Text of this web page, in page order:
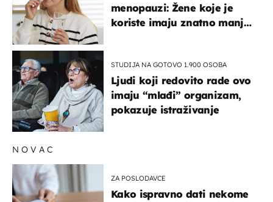
menopauzi: Žene koje je
koriste imaju znatno manji
STUDIJA NA GOTOVO 1.900 OSOBA
Ljudi koji redovito rade ovo
imaju “mlađi” organizam,
pokazuje istraživanje
NOVAC
ZA POSLODAVCE
Kako ispravno dati nekome